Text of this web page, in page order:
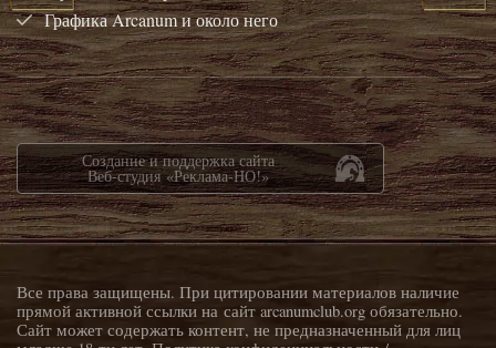
Графика Arcanum и около него
Создание и поддержка сайта
Веб-студия «Реклама-НО!»
Все права защищены. При цитировании материалов наличие
прямой активной ссылки на сайт arcanumclub.org обязательно.
Сайт может содержать контент, не предназначенный для лиц